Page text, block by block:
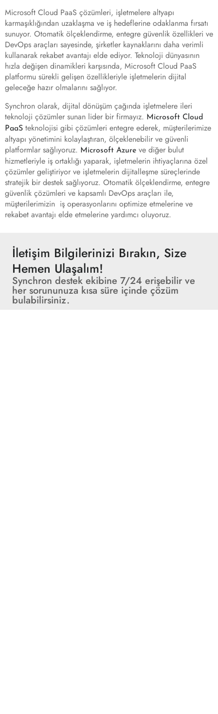
Microsoft Cloud PaaS çözümleri, işletmelere altyapı
karmaşıklığından uzaklaşma ve iş hedeflerine odaklanma fırsatı
sunuyor. Otomatik ölçeklendirme, entegre güvenlik özellikleri ve
DevOps araçları sayesinde, şirketler kaynaklarını daha verimli
kullanarak rekabet avantajı elde ediyor. Teknoloji dünyasının
hızla değişen dinamikleri karşısında, Microsoft Cloud PaaS
platformu sürekli gelişen özellikleriyle işletmelerin dijital
geleceğe hazır olmalarını sağlıyor.
Synchron olarak, dijital dönüşüm çağında işletmelere ileri
teknoloji çözümler sunan lider bir firmayız. Microsoft Cloud
PaaS teknolojisi gibi çözümleri entegre ederek, müşterilerimize
altyapı yönetimini kolaylaştıran, ölçeklenebilir ve güvenli
platformlar sağlıyoruz. Microsoft Azure ve diğer bulut
hizmetleriyle iş ortaklığı yaparak, işletmelerin ihtiyaçlarına özel
çözümler geliştiriyor ve işletmelerin dijitalleşme süreçlerinde
stratejik bir destek sağlıyoruz. Otomatik ölçeklendirme, entegre
güvenlik çözümleri ve kapsamlı DevOps araçları ile,
müşterilerimizin iş operasyonlarını optimize etmelerine ve
rekabet avantajı elde etmelerine yardımcı oluyoruz.
İletişim Bilgilerinizi Bırakın, Size
Hemen Ulaşalım!
Synchron destek ekibine 7/24 erişebilir ve
her sorununuza kısa süre içinde çözüm
bulabilirsiniz.